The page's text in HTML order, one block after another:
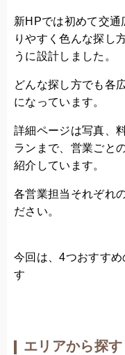
新HPでは初めて交
りやすく色んな探し
うに設計しました。
どんな探し方でも各
になっています。
詳細ページは写真、
ランまで、営業ごと
紹介しています。
各営業担当それぞれ
ださい。
今回は、4つおすす
す
エリアから探す